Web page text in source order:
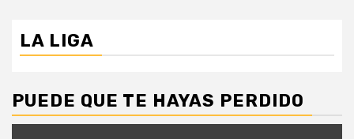
LA LIGA
PUEDE QUE TE HAYAS PERDIDO